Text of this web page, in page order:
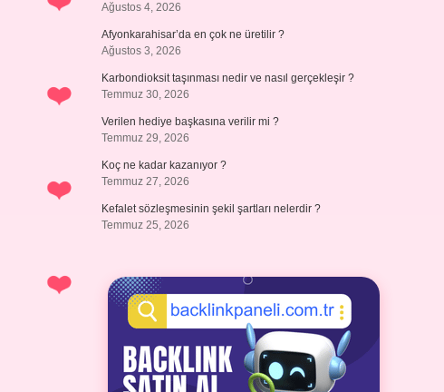
Ağustos 4, 2026
Afyonkarahisar’da en çok ne üretilir ?
Ağustos 3, 2026
Karbondioksit taşınması nedir ve nasıl gerçekleşir ?
Temmuz 30, 2026
Verilen hediye başkasına verilir mi ?
Temmuz 29, 2026
Koç ne kadar kazanıyor ?
Temmuz 27, 2026
Kefalet sözleşmesinin şekil şartları nelerdir ?
Temmuz 25, 2026